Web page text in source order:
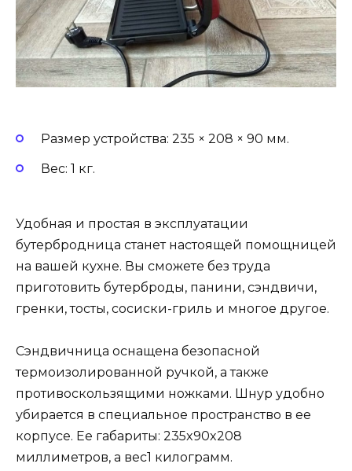
Размер устройства: 235 × 208 × 90 мм.
Вес: 1 кг.
Удобная и простая в эксплуатации
бутербродница станет настоящей помощницей
на вашей кухне. Вы сможете без труда
приготовить бутерброды, панини, сэндвичи,
гренки, тосты, сосиски-гриль и многое другое.
Сэндвичница оснащена безопасной
термоизолированной ручкой, а также
противоскользящими ножками. Шнур удобно
убирается в специальное пространство в ее
корпусе. Ее габариты: 235x90x208
миллиметров, а вес1 килограмм.